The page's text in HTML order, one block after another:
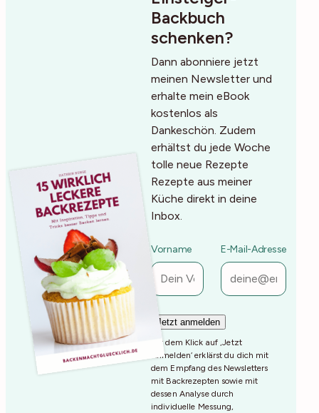
Backbuch
schenken?
Dann abonniere jetzt
meinen Newsletter und
erhalte mein eBook
kostenlos als
Dankeschön. Zudem
erhältst du jede Woche
tolle neue Rezepte
Rezepte aus meiner
Küche direkt in deine
Inbox.
Vorname E-Mail-Adresse
Mit dem Klick auf ‚Jetzt
Anmelden‘ erklärst du dich mit
dem Empfang des Newsletters
mit Backrezepten sowie mit
dessen Analyse durch
individuelle Messung,